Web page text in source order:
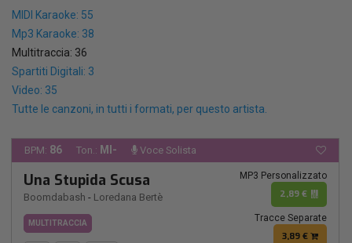
MIDI Karaoke: 55
Mp3 Karaoke: 38
Multitraccia: 36
Spartiti Digitali: 3
Video: 35
Tutte le canzoni, in tutti i formati, per questo artista.
BPM: 86 Ton.: MI- Voce Solista
Una Stupida Scusa
Boomdabash - Loredana Bertè
MULTITRACCIA
MP3 Personalizzato
2,89 €
Tracce Separate
3,89 €